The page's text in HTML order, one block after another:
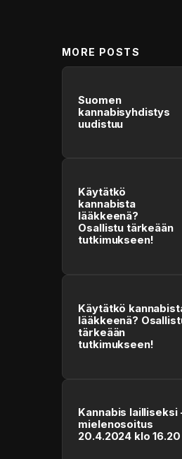
MORE POSTS
Suomen
kannabisyhdistys
uudistuu
Käytätkö
kannabista
lääkkeenä?
Osallistu tärkeään
tutkimukseen!
Käytätkö
lääkkeenä?
tärkeään
tutkimukseen!
Kannabis lailliseksi
mielenosoitus
20.4.2024 klo 16.20